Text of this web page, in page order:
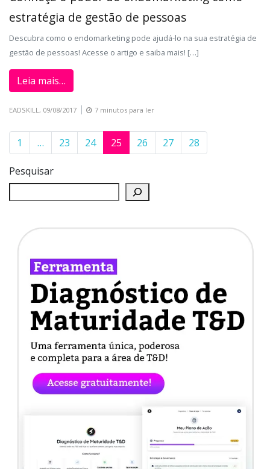
estratégia de gestão de pessoas
Descubra como o endomarketing pode ajudá-lo na sua estratégia de
gestão de pessoas! Acesse o artigo e saiba mais! […]
Leia mais…
EADSKILL, 09/08/2017 7 minutos para ler
1 … 23 24 25 26 27 28
Pesquisar